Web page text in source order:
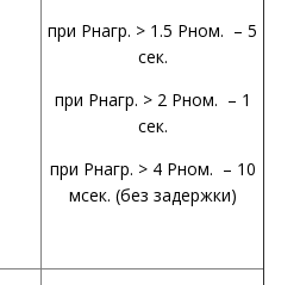
при Рнагр. > 1.5 Рном. – 5
сек.
при Рнагр. > 2 Рном. – 1
сек.
при Рнагр. > 4 Рном. – 10
мсек. (без задержки)